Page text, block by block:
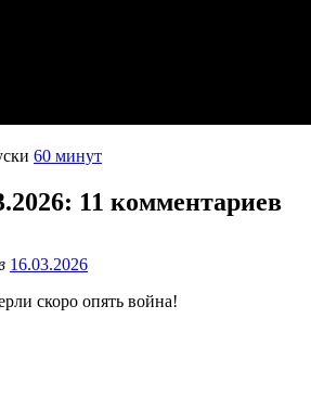
60 минут
: 11 комментариев
16.03.2026
скоро опять война!